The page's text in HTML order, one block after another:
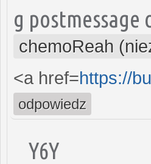
g
chemoReah
<a href=https://
odpowiedz
Y6Y